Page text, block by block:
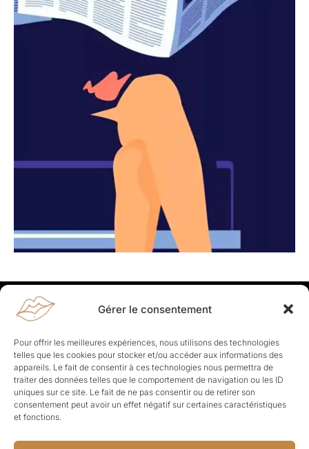
Gérer le consentement
Pour offrir les meilleures expériences, nous utilisons des technologies
telles que les cookies pour stocker et/ou accéder aux informations des
appareils. Le fait de consentir à ces technologies nous permettra de
traiter des données telles que le comportement de navigation ou les ID
uniques sur ce site. Le fait de ne pas consentir ou de retirer son
consentement peut avoir un effet négatif sur certaines caractéristiques
et fonctions.
Rapporteuses
À propos de Rapporteuses :Rapporteuses, c’est l’histoire de
Parisiennes, bien dans leurs baskets qui aiment rapporter ce qui leur
cause, leur apporte et leur rapporte !
Les Topics
Société Politique Business Culture
Sport
Lifestyle